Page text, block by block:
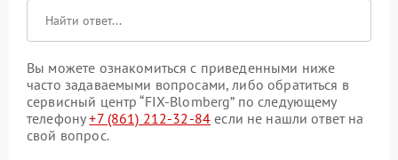
Вы можете ознакомиться с приведенными ниже
часто задаваемыми вопросами, либо обратиться в
сервисный центр “FIX-Blomberg” по следующему
телефону+7 (861) 212-32-84 если не нашли ответ на
свой вопрос.